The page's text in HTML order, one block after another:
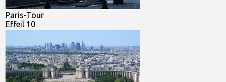
Paris-Tour
Effeil 10